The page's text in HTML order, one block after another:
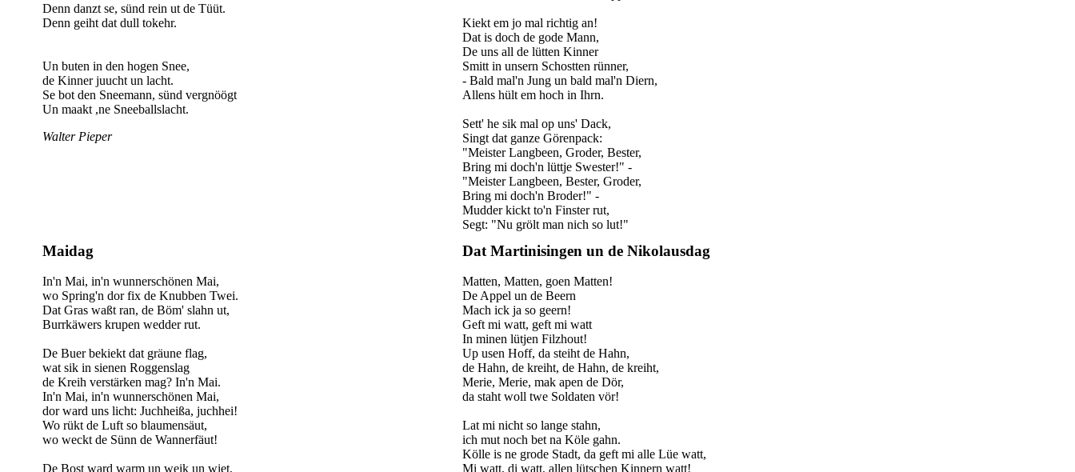
Denn danzt se, sünd rein ut de Tüüt.
Denn geiht dat dull tokehr.
Un buten in den hogen Snee,
de Kinner juucht un lacht.
Se bot den Sneemann, sünd vergnöögt
Un maakt ,ne Sneeballslacht.
Walter Pieper
Kiekt em jo mal richtig an!
Dat is doch de gode Mann,
De uns all de lütten Kinner
Smitt in unsern Schostten rünner,
- Bald mal'n Jung un bald mal'n Diern,
Allens hült em hoch in Ihrn.
Sett' he sik mal op uns' Dack,
Singt dat ganze Görenpack:
"Meister Langbeen, Groder, Bester,
Bring mi doch'n lüttje Swester!" -
"Meister Langbeen, Bester, Groder,
Bring mi doch'n Broder!" -
Mudder kickt to'n Finster rut,
Segt: "Nu grölt man nich so lut!"
Maidag
In'n Mai, in'n wunnerschönen Mai,
wo Spring'n dor fix de Knubben Twei.
Dat Gras waßt ran, de Böm' slahn ut,
Burrkäwers krupen wedder rut.
De Buer bekiekt dat gräune flag,
wat sik in sienen Roggenslag
de Kreih verstärken mag? In'n Mai.
In'n Mai, in'n wunnerschönen Mai,
dor ward uns licht: Juchheißa, juchhei!
Wo rükt de Luft so blaumensäut,
wo weckt de Sünn de Wannerfäut!
De Bost ward warm un weik un wiet,
Dat Martinisingen un de Nikolausdag
Matten, Matten, goen Matten!
De Appel un de Beern
Mach ick ja so geern!
Geft mi watt, geft mi watt
In minen lütjen Filzhout!
Up usen Hoff, da steiht de Hahn,
de Hahn, de kreiht, de Hahn, de kreiht,
Merie, Merie, mak apen de Dör,
da staht woll twe Soldaten vör!
Lat mi nicht so lange stahn,
ich mut noch bet na Köle gahn.
Kölle is ne grode Stadt, da geft mi alle Lüe watt,
Mi watt, di watt, allen lütschen Kinnern watt!